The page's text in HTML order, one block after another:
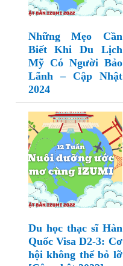
Những Mẹo Cần
Biết Khi Du Lịch
Mỹ Có Người Bảo
Lãnh – Cập Nhật
2024
Du học thạc sĩ Hàn
Quốc Visa D2-3: Cơ
hội không thể bỏ lỡ